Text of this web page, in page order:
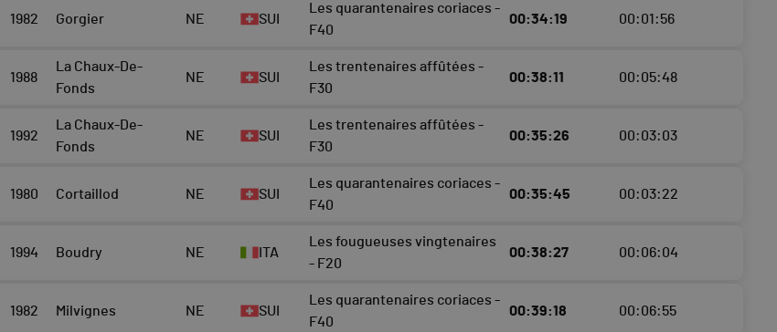
1982 Gorgier NE SUI
Les quarantenaires coriaces -
F40
00:34:19 00:01:56
1988
La Chaux-De-
Fonds
NE SUI
Les trentenaires affûtées -
F30
00:38:11 00:05:48
1992
La Chaux-De-
Fonds
NE SUI
Les trentenaires affûtées -
F30
00:35:26 00:03:03
1980 Cortaillod NE SUI
Les quarantenaires coriaces -
F40
00:35:45 00:03:22
1994 Boudry NE ITA
Les fougueuses vingtenaires
- F20
00:38:27 00:06:04
1982 Milvignes NE SUI
Les quarantenaires coriaces -
F40
00:39:18 00:06:55